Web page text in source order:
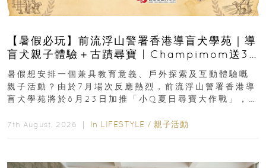
【暑假必玩】前流浮山警署香港導盲犬學苑｜導
盲犬親子體驗＋古蹟尋寶 | Champimom送3
組免費名額
暑假想安排一個兼具教育意義、戶外探索及互動體驗嘅
親子活動？由於7月場次反應熱烈，前流浮山警署香港導
盲犬學苑將於8月23日加推「小Q夏日尋寶大作戰」，家
7th August, 2026 ｜ In LIFESTYLE / 親子活動